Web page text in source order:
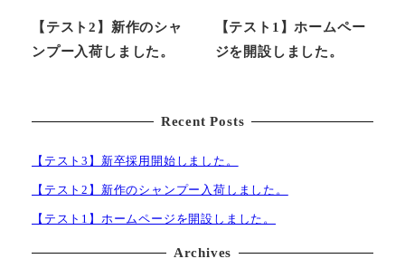
【テスト2】新作のシャ
ンプー入荷しました。
【テスト1】ホームペー
ジを開設しました。
Recent Posts
【テスト3】新卒採用開始しました。
【テスト2】新作のシャンプー入荷しました。
【テスト1】ホームページを開設しました。
Archives